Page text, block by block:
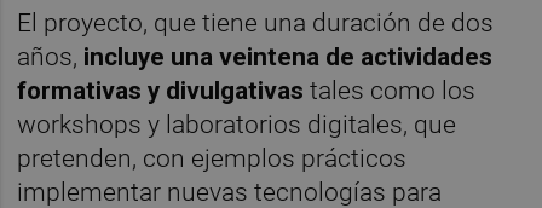
El proyecto, que tiene una duración de dos
años, incluye una veintena de actividades
formativas y divulgativas tales como los
workshops y laboratorios digitales, que
pretenden, con ejemplos prácticos
implementar nuevas tecnologías para